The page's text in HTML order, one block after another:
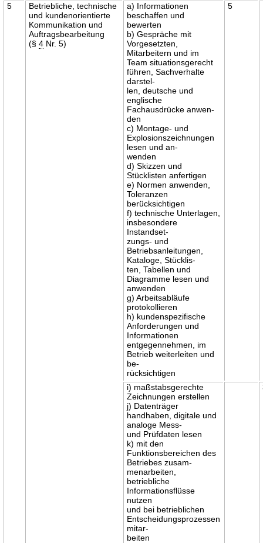
5
Betriebliche, technische
und kundenorientierte
Kommunikation und
Auftragsbearbeitung
(§4 Nr. 5)
a) Informationen
beschaffen und
bewerten
b) Gespräche mit
Vorgesetzten,
Mitarbeitern und im
Team situationsgerecht
führen, Sachverhalte
darstel-
len, deutsche und
englische
Fachausdrücke anwen-
den
c) Montage- und
Explosionszeichnungen
lesen und an-
wenden
d) Skizzen und
Stücklisten anfertigen
e) Normen anwenden,
Toleranzen
berücksichtigen
f) technische Unterlagen,
insbesondere
Instandset-
zungs- und
Betriebsanleitungen,
Kataloge, Stücklis-
ten, Tabellen und
Diagramme lesen und
anwenden
g) Arbeitsabläufe
protokollieren
h) kundenspezifische
Anforderungen und
Informationen
entgegennehmen, im
Betrieb weiterleiten und
be-
rücksichtigen
5
i) maßstabsgerechte
Zeichnungen erstellen
j) Datenträger
handhaben, digitale und
analoge Mess-
und Prüfdaten lesen
k) mit den
Funktionsbereichen des
Betriebes zusam-
menarbeiten,
betriebliche
Informationsflüsse
nutzen
und bei betrieblichen
Entscheidungsprozessen
mitar-
beiten